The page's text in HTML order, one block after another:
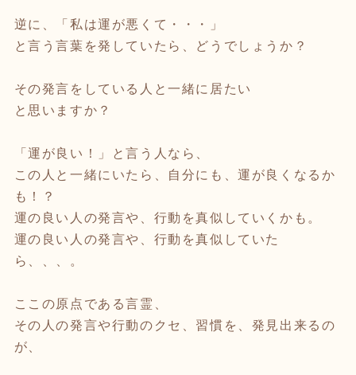
逆に、「私は運が悪くて・・・」
と言う言葉を発していたら、どうでしょうか？
その発言をしている人と一緒に居たい
と思いますか？
「運が良い！」と言う人なら、
この人と一緒にいたら、自分にも、運が良くなるか
も！？
運の良い人の発言や、行動を真似していくかも。
運の良い人の発言や、行動を真似していた
ら、、、。
ここの原点である言霊、
その人の発言や行動のクセ、習慣を、発見出来るの
が、